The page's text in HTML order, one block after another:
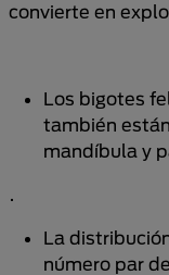
convierte en
Los bigotes
también
mandíbula y
.
La
número par